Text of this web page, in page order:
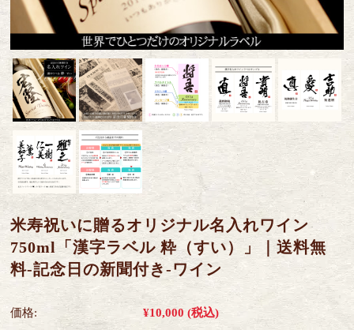
米寿祝いに贈るオリジナル名入れワイン
750ml「漢字ラベル 粋（すい）」｜送料無
料-記念日の新聞付き-ワイン
価格: ¥10,000 (税込)